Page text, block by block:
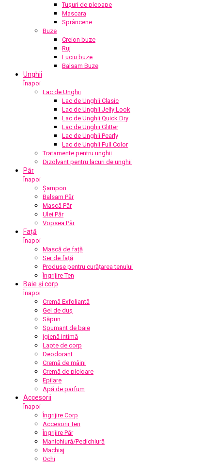
Tușuri de pleoape
Mascara
Sprâncene
Buze
Creion buze
Ruj
Luciu buze
Balsam Buze
Unghii
Înapoi
Lac de Unghii
Lac de Unghii Clasic
Lac de Unghii Jelly Look
Lac de Unghii Quick Dry
Lac de Unghii Glitter
Lac de Unghii Pearly
Lac de Unghii Full Color
Tratamente pentru unghii
Dizolvant pentru lacuri de unghii
Păr
Înapoi
Șampon
Balsam Păr
Mască Păr
Ulei Păr
Vopsea Păr
Față
Înapoi
Mască de față
Ser de față
Produse pentru curățarea tenului
Îngrijire Ten
Baie și corp
Înapoi
Cremă Exfoliantă
Gel de duș
Săpun
Spumant de baie
Igienă Intimă
Lapte de corp
Deodorant
Cremă de mâini
Cremă de picioare
Epilare
Apă de parfum
Accesorii
Înapoi
Îngrijire Corp
Accesorii Ten
Îngrijire Păr
Manichiură/Pedichiură
Machiaj
Ochi